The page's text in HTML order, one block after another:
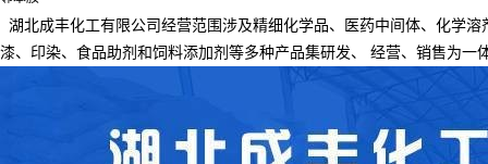
湖北成丰化工有限公司经营范围涉及精细化学品、医药中间体、化学
漆、印染、食品助剂和饲料添加剂等多种产品集研发、
经营、销售为一